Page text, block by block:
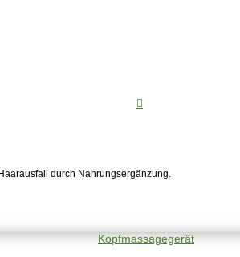
durch Nahrungsergänzung.